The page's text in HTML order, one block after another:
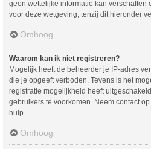
geen wettelijke informatie kan verschaffen
voor deze wetgeving, tenzij dit hieronder
Omhoog
Waarom kan ik niet registreren?
Mogelijk heeft de beheerder je IP-adres
die je opgeeft verboden. Tevens is het
registratie mogelijkheid heeft
gebruikers te voorkomen. Neem contact
hulp.
Omhoog